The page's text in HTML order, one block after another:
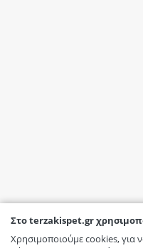
Στο terzakispet.gr
Χρησιμοποιούμε cookies, για